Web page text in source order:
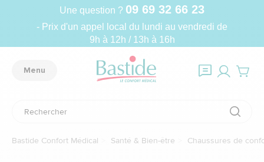
Une question ? 09 69 32 66 23
- Prix d'un appel local du lundi au vendredi de
9h à 12h / 13h à 16h
Menu
Bastide Confort Médical Santé & Bien-être Chaussures de